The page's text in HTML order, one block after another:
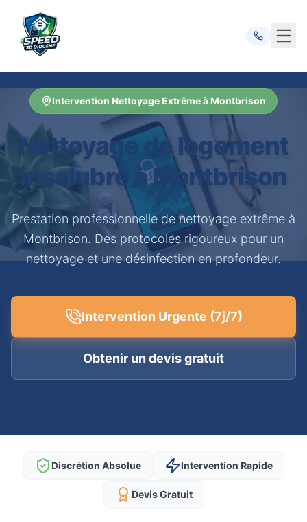
Intervention Nettoyage Extrême à Montbrison
Nettoyage de logement
insalubre à Montbrison
Prestation professionnelle de nettoyage extrême à
Montbrison. Des protocoles rigoureux pour un
nettoyage et une désinfection en profondeur.
Intervention Urgente (7j/7)
Obtenir un devis gratuit
Discrétion Absolue Intervention Rapide
Devis Gratuit